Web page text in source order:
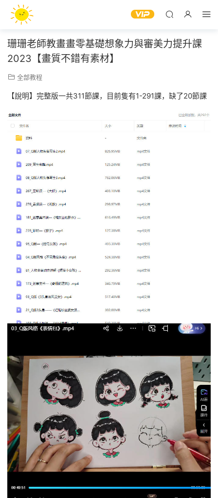
珊珊老師教畫畫零基礎想象力與審美力提升課
2023【畫質不錯有素材】
全部教程
【說明】完整版一共311節課，目前隻有1-291課，缺了20節課